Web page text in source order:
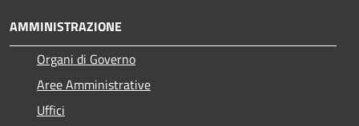
AMMINISTRAZIONE
Organi di Governo
Aree Amministrative
Uffici